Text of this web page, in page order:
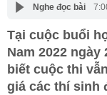
Nghe đọc bài
Tại cuộc buổi
Nam 2022 ngày
biết cuộc thi
giá các thí sinh